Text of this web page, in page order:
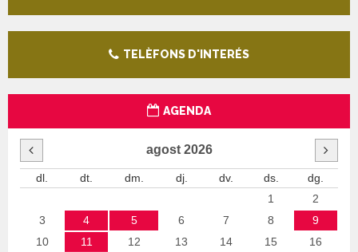
TELÈFONS D'INTERÉS
AGENDA
agost 2026
dl. dt. dm. dj. dv. ds.
dg.
1
2
3
4 5 6 7 8
9
10
11 12 13 14 15
16